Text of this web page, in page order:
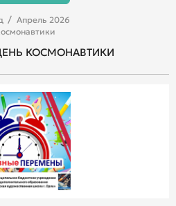
Апрель 2026
КОСМОНАВТИКИ